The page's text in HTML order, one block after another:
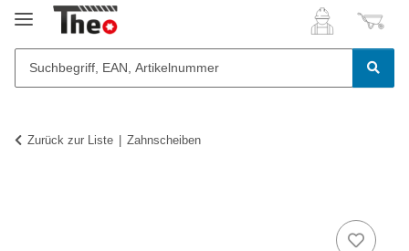
Zurück zur Liste Zahnscheiben